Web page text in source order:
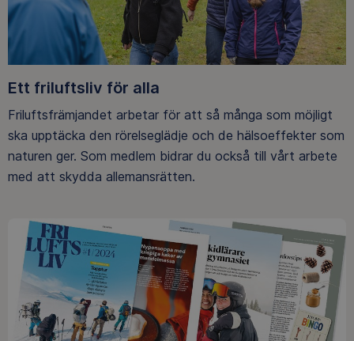
Ett friluftsliv för alla
Friluftsfrämjandet arbetar för att så många som möjligt
ska upptäcka den rörelseglädje och de hälsoeffekter som
naturen ger. Som medlem bidrar du också till vårt arbete
med att skydda allemansrätten.